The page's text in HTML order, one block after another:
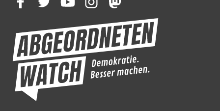
facebooktwitteryoutubeinstagrammastodon